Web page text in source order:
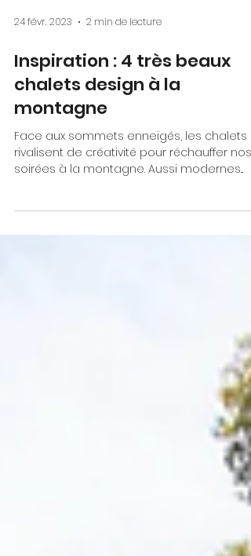
24 févr. 2023 2 min de lecture
Inspiration : 4 très beaux
chalets design à la
montagne
rivalisent de créativité pour réchauffer nos